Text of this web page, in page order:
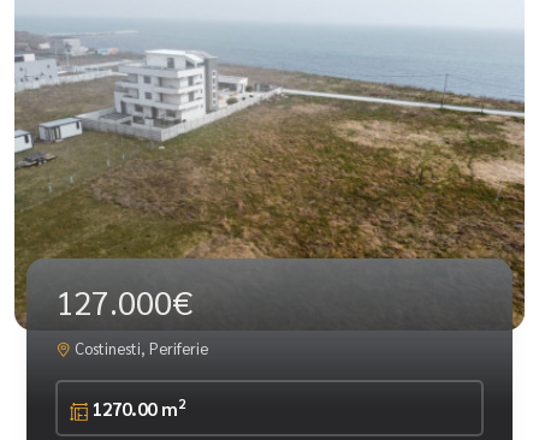
127.000€
Costinesti, Periferie
1270.00 m2